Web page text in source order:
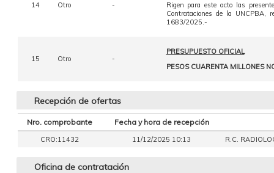
14 Otro -
Rigen para este acto las
Contrataciones de la
1683/2025.-
15 Otro -
PRESUPUESTO OFICIAL
PESOS CUARENTA MILLONES
Recepción de ofertas
Nro. comprobante Fecha y hora de recepción
CRO:11432 11/12/2025 10:13 R.C.
Oficina de contratación